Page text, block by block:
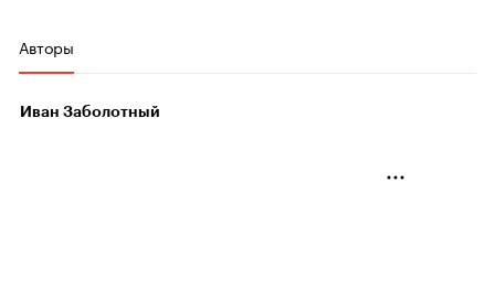
Авторы
Иван Заболотный